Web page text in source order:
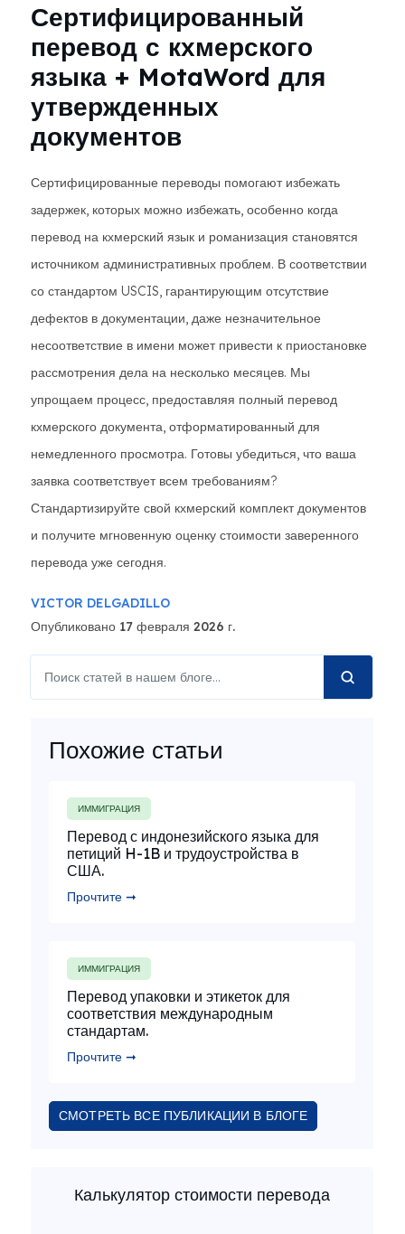
Сертифицированный
перевод с кхмерского
языка + MotaWord для
утвержденных
документов
Сертифицированные переводы помогают избежать
задержек, которых можно избежать, особенно когда
перевод на кхмерский язык и романизация становятся
источником административных проблем. В соответствии
со стандартом USCIS, гарантирующим отсутствие
дефектов в документации, даже незначительное
несоответствие в имени может привести к приостановке
рассмотрения дела на несколько месяцев. Мы
упрощаем процесс, предоставляя полный перевод
кхмерского документа, отформатированный для
немедленного просмотра. Готовы убедиться, что ваша
заявка соответствует всем требованиям?
Стандартизируйте свой кхмерский комплект документов
и получите мгновенную оценку стоимости заверенного
перевода уже сегодня.
VICTOR DELGADILLO
Опубликовано 17 февраля 2026 г.
Похожие статьи
ИММИГРАЦИЯ
Перевод с индонезийского языка для
петиций H-1B и трудоустройства в
США.
Прочтите ➞
ИММИГРАЦИЯ
Перевод упаковки и этикеток для
соответствия международным
стандартам.
Прочтите ➞
СМОТРЕТЬ ВСЕ ПУБЛИКАЦИИ В БЛОГЕ
Калькулятор стоимости перевода